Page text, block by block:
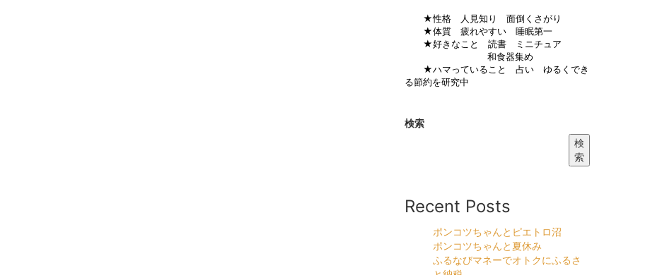
★性格 人見知り 面倒くさがり
★体質 疲れやすい 睡眠第一
★好きなこと 読書 ミニチュア
和食器集め
★ハマっていること 占い ゆるくでき
る節約を研究中
検索
検
索
Recent Posts
ポンコツちゃんとピエトロ沼
ポンコツちゃんと夏休み
ふるなびマネーでオトクにふるさ